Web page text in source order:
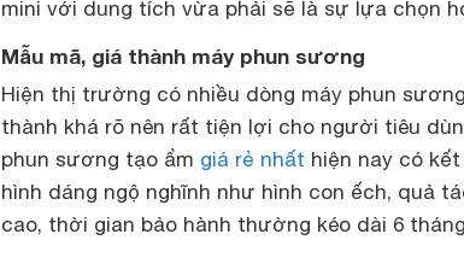
mini với dung tích vừa phải sẽ là sự lựa chọn
Mẫu mã, giá thành máy phun sương
Hiện thị trường có nhiều dòng máy phun
thành khá rõ nên rất tiện lợi cho người tiêu
phun sương tạo ẩm giá rẻ nhất hiện nay có
hình dáng ngộ nghĩnh như hình con ếch, quả
cao, thời gian bảo hành thường kéo dài 6